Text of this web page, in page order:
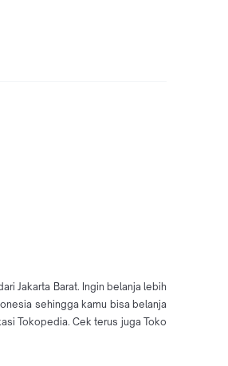
Jakarta Barat. Ingin belanja lebih
sehingga kamu bisa belanja
Tokopedia. Cek terus juga Toko